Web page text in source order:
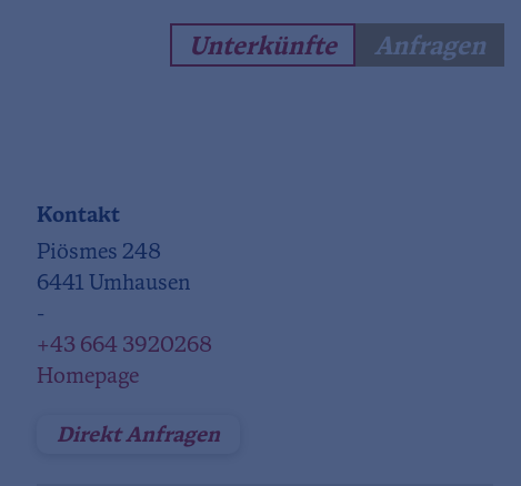
Kontakt
Piösmes 248
6441 Umhausen
-
+43 664 3920268
Homepage
Direkt Anfragen
Unterkünfte Anfragen